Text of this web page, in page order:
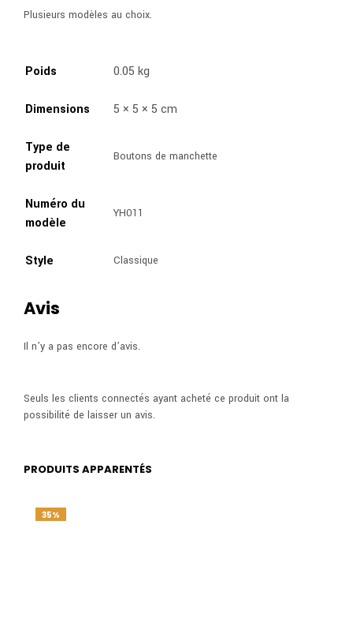
Plusieurs modèles au choix.
Poids 0.05 kg
Dimensions 5 × 5 × 5 cm
Type de
produit
Boutons de manchette
Numéro du
modèle
YH011
Style Classique
Avis
Il n’y a pas encore d’avis.
Seuls les clients connectés ayant acheté ce produit ont la
possibilité de laisser un avis.
PRODUITS APPARENTÉS
35%